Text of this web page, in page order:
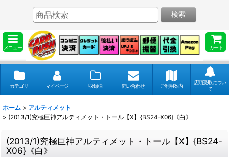
メニュー カート
検索
カテゴリ マイページ 収録弾 問い合わせ ご利用案内
店頭受取につい
て
ホーム > アルティメット
> (2013/1)究極巨神アルティメット・トール【X】{BS24-X06}《白》
(2013/1)究極巨神アルティメット・トール【X】{BS24-
X06}《白》